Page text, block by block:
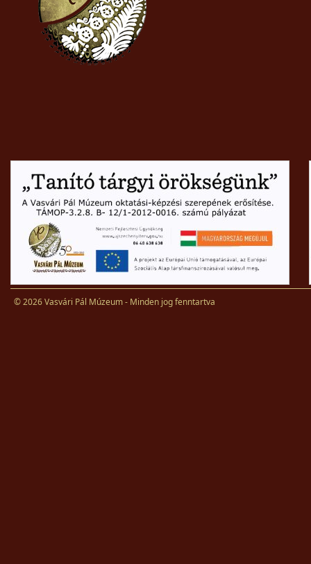
© 2026 Vasvári Pál Múzeum - Minden jog fenntartva